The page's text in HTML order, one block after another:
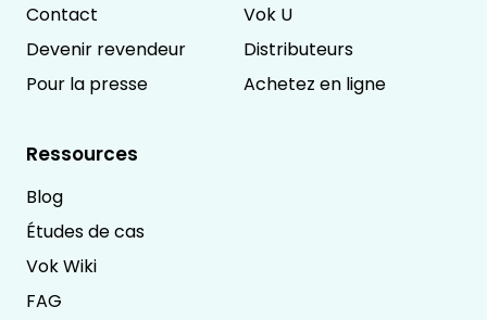
Contact
Devenir revendeur
Pour la presse
Vok U
Distributeurs
Achetez en ligne
Ressources
Blog
Études de cas
Vok Wiki
FAG